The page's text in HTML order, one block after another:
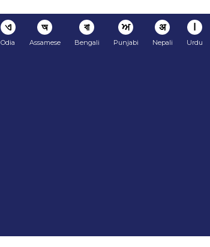
ଏ
Odia
অ
Assamese
বা
Bengali
ਅ
Punjabi
अ
Nepali
ا
Urdu